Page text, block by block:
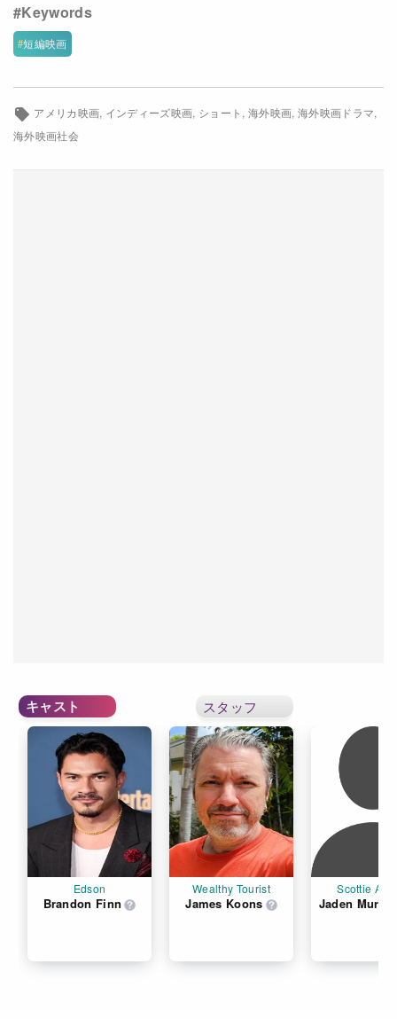
ブランドン・フィン
短編映画
アメリカ映画 インディーズ映画 ショート 海外映画 海外映画ドラマ
海外映画社会
スタッフ
キャスト
Edson
Brandon Finn
Wealthy Tourist
James Koons
Scottie
Jaden